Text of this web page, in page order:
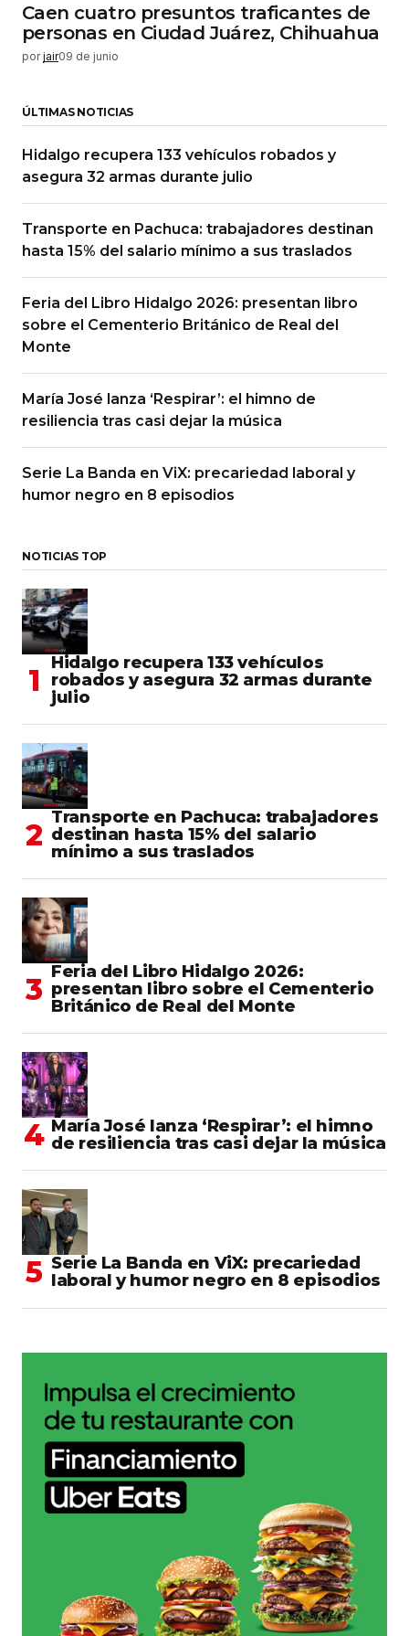
Caen cuatro presuntos traficantes de
personas en Ciudad Juárez, Chihuahua
por jair09 de junio
ÚLTIMAS NOTICIAS
Hidalgo recupera 133 vehículos robados y
asegura 32 armas durante julio
Transporte en Pachuca: trabajadores destinan
hasta 15% del salario mínimo a sus traslados
Feria del Libro Hidalgo 2026: presentan libro
sobre el Cementerio Británico de Real del
Monte
María José lanza ‘Respirar’: el himno de
resiliencia tras casi dejar la música
Serie La Banda en ViX: precariedad laboral y
humor negro en 8 episodios
NOTICIAS TOP
Hidalgo recupera 133 vehículos
robados y asegura 32 armas durante
julio
Transporte en Pachuca: trabajadores
destinan hasta 15% del salario
mínimo a sus traslados
Feria del Libro Hidalgo 2026:
presentan libro sobre el Cementerio
Británico de Real del Monte
María José lanza ‘Respirar’: el himno
de resiliencia tras casi dejar la música
Serie La Banda en ViX: precariedad
laboral y humor negro en 8 episodios